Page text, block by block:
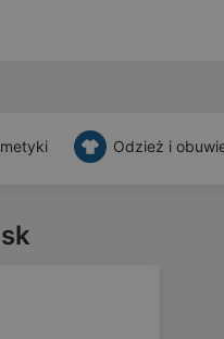
Odzież i